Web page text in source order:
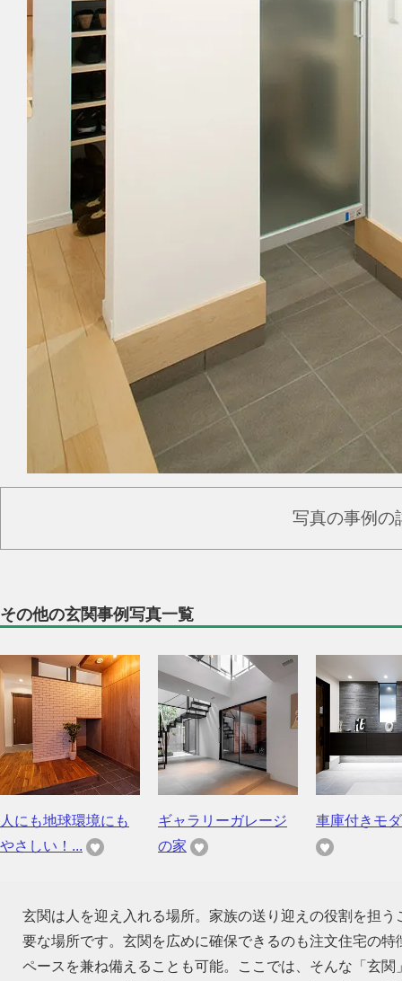
写真の事例の
その他の玄関事例写真一覧
人にも地球環境にも
やさしい！...
ギャラリーガレージ
の家
車庫付きモ
玄関は人を迎え入れる場所。家族の送り迎えの役割を担
要な場所です。玄関を広めに確保できるのも注文住宅の
ペースを兼ね備えることも可能。ここでは、そんな「玄